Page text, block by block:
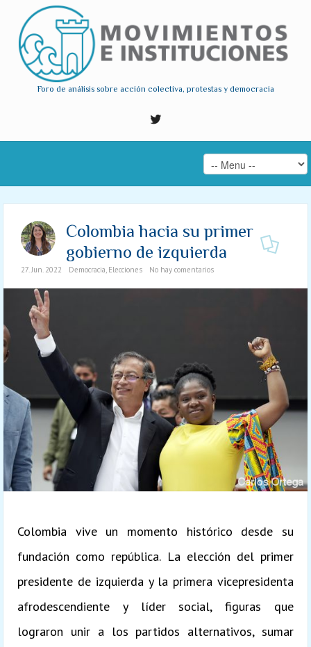
Foro de análisis sobre acción colectiva, protestas y democracia
Colombia hacia su primer
gobierno de izquierda
27. Jun. 2022 Democracia, Elecciones No hay comentarios
Colombia vive un momento histórico desde su
fundación como república. La elección del primer
presidente de izquierda y la primera vicepresidenta
afrodescendiente y líder social, figuras que
lograron unir a los partidos alternativos, sumar